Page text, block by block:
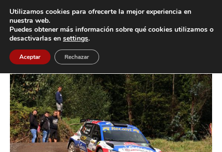
Inicio Etiquetas Alberto Meira
Etiqueta: Alberto Meira
Utilizamos cookies para ofrecerte la mejor experiencia en
nuestra web.
Puedes obtener más información sobre qué cookies utilizamos o
desactivarlas en settings.
Aceptar Rechazar